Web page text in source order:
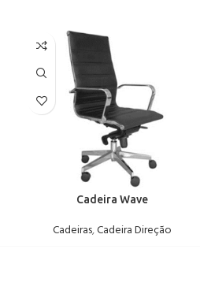
Cadeira Wave
Cadeiras,Cadeira Direção